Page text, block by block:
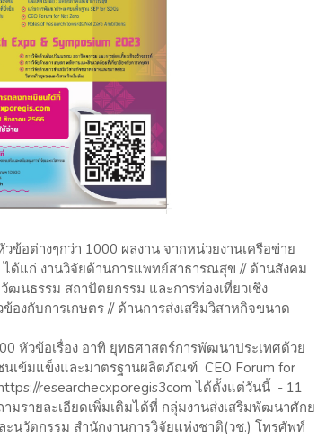
อต่างๆกว่า 1000 ผลงาน จากหน่วยงานเครือข่าย
ด้แก่ งานวิจัยด้านการแพทย์สาธารณสุข // ด้านสังคม
ธรรม สถาปัตยกรรม และการท่องเที่ยวเชิง
องกับการเกษตร // ด้านการส่งเสริมวิสาหกิจขนาด
หัวข้อเรื่อง อาทิ ยุทธศาสตร์การพัฒนาประเทศด้วย
เข้มแข็งและมาตรฐานผลิตภัณฑ์ CEO Forum for
researchecxporegis3com ได้ตั้งแต่วันนี้ - 11
รายละเอียดเพิ่มเติมได้ที่ กลุ่มงานส่งเสริมพัฒนาศักย
นวัตกรรม สำนักงานการวิจัยแห่งชาติ(วช.) โทรศัพท์